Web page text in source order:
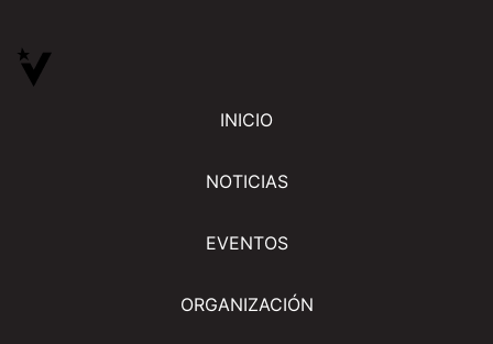
INICIO
NOTICIAS
EVENTOS
ORGANIZACIÓN